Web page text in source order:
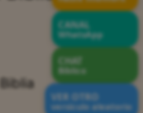
CANAL
WhatsApp
CHAT
Bíblico
VER OTRO
versículo aleatorio